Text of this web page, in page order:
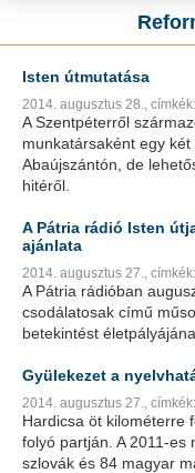
Isten útmutatása
2014. augusztus 28., címkék:
A Szentpéterről
munkatársaként egy
Abaújszántón, de
hitéről.
A Pátria rádió Isten
ajánlata
2014. augusztus 27., címkék:
A Pátria rádióban
csodálatosak című
betekintést
Gyülekezet a
2014. augusztus 27., címkék:
Hardicsa öt kilométerre
folyó partján. A 2011-
szlovák és 84 magyar